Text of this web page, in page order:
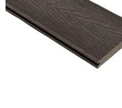
избранное сравнить